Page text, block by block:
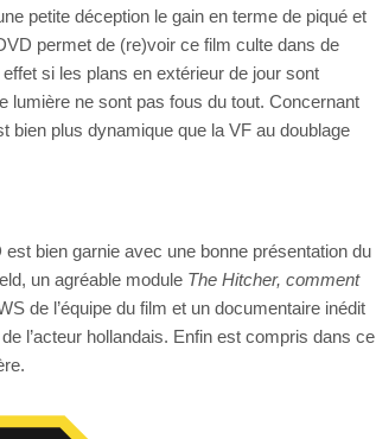
petite déception le gain en terme de piqué et
permet de (re)voir ce film culte dans de
si les plans en extérieur de jour sont
lumière ne sont pas fous du tout. Concernant
bien plus dynamique que la VF au doublage
bien garnie avec une bonne présentation du
un agréable module The Hitcher, comment
de l’équipe du film et un documentaire inédit
l’acteur hollandais. Enfin est compris dans ce